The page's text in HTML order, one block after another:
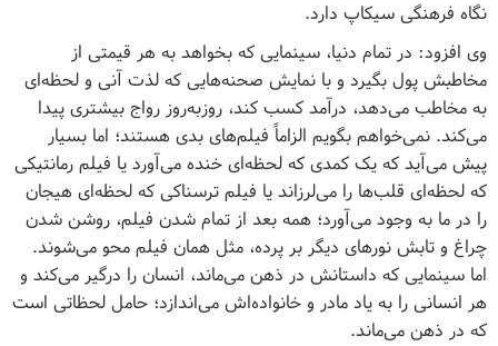
نگاه فرهنگی سیکاپ دارد.
وی افزود: در تمام دنیا، سینمایی که بخواهد به هر قیمتی از
مخاطبش پول بگیرد و با نمایش صحنه‌هایی که لذت آنی و لحظه‌ای
به مخاطب می‌دهد، درآمد کسب کند، روزبه‌روز رواج بیشتری پیدا
می‌کند. نمی‌خواهم بگویم الزاماً فیلم‌های بدی هستند؛ اما بسیار
پیش می‌آید که یک کمدی که لحظه‌ای خنده می‌آورد یا فیلم رمانتیکی
که لحظه‌ای قلب‌ها را می‌لرزاند یا فیلم ترسناکی که لحظه‌ای هیجان
را در ما به وجود می‌آورد؛ همه بعد از تمام شدن فیلم، روشن شدن
چراغ و تابش نورهای دیگر بر پرده، مثل همان فیلم محو می‌شوند.
اما سینمایی که داستانش در ذهن می‌ماند، انسان را درگیر می‌کند و
هر انسانی را به یاد مادر و خانواده‌اش می‌اندازد؛ حامل لحظاتی است
که در ذهن می‌ماند.